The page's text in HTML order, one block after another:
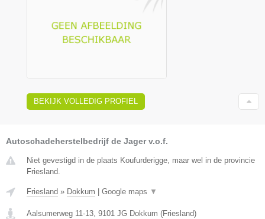
BEKIJK VOLLEDIG PROFIEL
Autoschadeherstelbedrijf de Jager v.o.f.
Niet gevestigd in de plaats Koufurderigge, maar wel in de provincie
Friesland.
Friesland » Dokkum Google maps ▼
Aalsumerweg 11-13, 9101 JG Dokkum (Friesland)